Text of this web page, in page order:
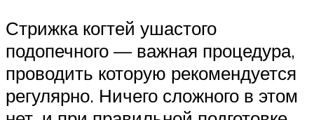
Стрижка когтей ушастого
подопечного — важная процедура,
проводить которую рекомендуется
регулярно. Ничего сложного в этом